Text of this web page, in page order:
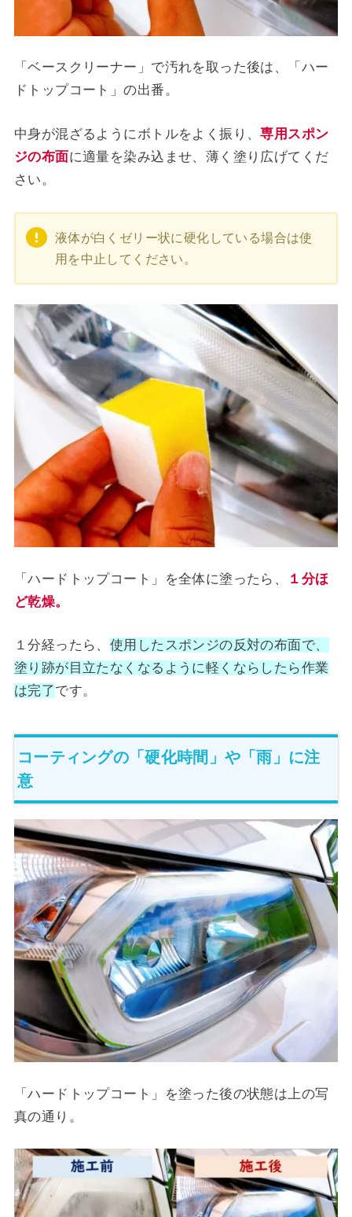
「ベースクリーナー」で汚れを取った後は、「ハー
ドトップコート」の出番。
中身が混ざるようにボトルをよく振り、専用スポン
ジの布面に適量を染み込ませ、薄く塗り広げてくだ
さい。
液体が白くゼリー状に硬化している場合は使
用を中止してください。
「ハードトップコート」を全体に塗ったら、
１分ほ
ど乾燥。
１分経ったら、 使用したスポンジの反対の布面で、
塗り跡が目立たなくなるように軽くならしたら作業
は完了です。
コーティングの「硬化時間」や「雨」に注
意
「ハードトップコート」を塗った後の状態は上の写
真の通り。